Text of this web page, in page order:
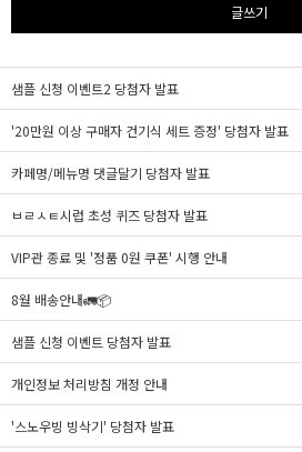
글쓰기
샘플 신청 이벤트2 당첨자 발표
'20만원 이상 구매자 건기식 세트 증정' 당첨자 발표
카페명/메뉴명 댓글달기 당첨자 발표
ㅂㄹㅅㅌ시럽 초성 퀴즈 당첨자 발표
VIP관 종료 및 '정품 0원 쿠폰' 시행 안내
8월 배송안내🚛📦
샘플 신청 이벤트 당첨자 발표
개인정보 처리방침 개정 안내
'스노우빙 빙삭기' 당첨자 발표